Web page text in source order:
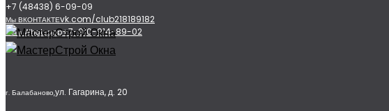
+7 (48438) 6-09-09
Мы ВКОНТАКТЕvk.com/club218189182
Мы в Whatsapp+7-910-914-89-02
г. Балабаново,ул. Гагарина, д. 20